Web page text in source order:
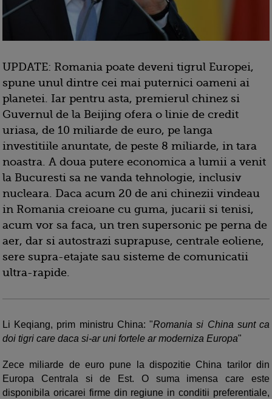
UPDATE: Romania poate deveni tigrul Europei,
spune unul dintre cei mai puternici oameni ai
planetei. Iar pentru asta, premierul chinez si
Guvernul de la Beijing ofera o linie de credit
uriasa, de 10 miliarde de euro, pe langa
investitiile anuntate, de peste 8 miliarde, in tara
noastra. A doua putere economica a lumii a venit
la Bucuresti sa ne vanda tehnologie, inclusiv
nucleara. Daca acum 20 de ani chinezii vindeau
in Romania creioane cu guma, jucarii si tenisi,
acum vor sa faca, un tren supersonic pe perna de
aer, dar si autostrazi suprapuse, centrale eoliene,
sere supra-etajate sau sisteme de comunicatii
ultra-rapide.
Li Keqiang, prim ministru China: "Romania si China sunt ca
doi tigri care daca si-ar uni fortele ar moderniza Europa"
Zece miliarde de euro pune la dispozitie China tarilor din
Europa Centrala si de Est. O suma imensa care este
disponibila oricarei firme din regiune in conditii preferentiale,